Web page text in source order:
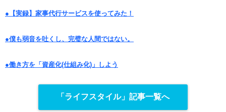
●【実録】家事代行サービスを使ってみた！
●僕も弱音を吐くし、完璧な人間ではない。
●働き方を「資産化(仕組み化)」しよう
「ライフスタイル」記事一覧へ